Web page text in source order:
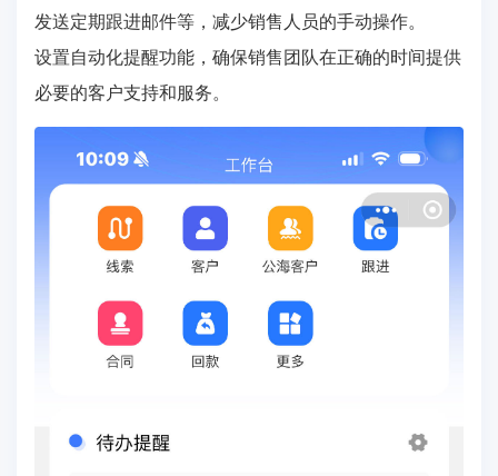
发送定期跟进邮件等，减少销售人员的手动操作。
设置自动化提醒功能，确保销售团队在正确的时间提供
必要的客户支持和服务。